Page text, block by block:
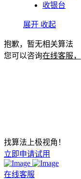
收银台
展开 收起
抱歉，暂无相关算法
您可以咨询在线客服，
找算法上极视角！
立即申请试用
在线客服